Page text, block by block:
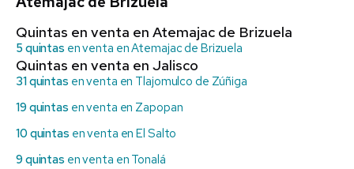
Quintas en venta en Atemajac de Brizuela
5 quintas en venta en Atemajac de Brizuela
Quintas en venta en Jalisco
31 quintas en venta en Tlajomulco de Zúñiga
19 quintas en venta en Zapopan
10 quintas en venta en El Salto
9 quintas en venta en Tonalá